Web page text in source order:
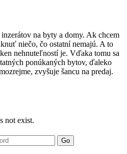
na byty a domy. Ak chcem
niečo, čo ostatní nemajú. A to
nehnuteľností je. Vďaka tomu sa
ponúkaných bytov, ďaleko
zvyšuje šancu na predaj.